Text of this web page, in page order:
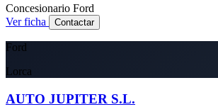
Concesionario Ford
Ver ficha
Contactar
Ford
Lorca
AUTO JUPITER S.L.